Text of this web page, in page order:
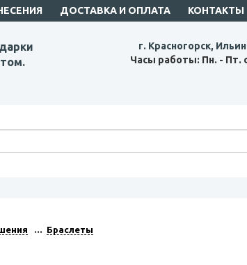
ДОСТАВКА И ОПЛАТА КОНТАКТЫ
г. Красногорск,
Часы работы: Пн. - Пт.
Браслеты